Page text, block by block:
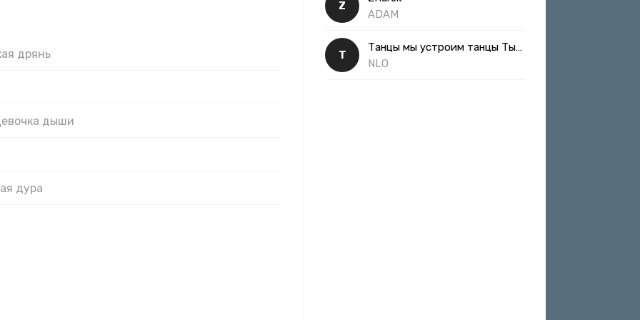
дрянь
дыши
дура
Z
ADAM
Т
Танцы мы устроим танцы Ты такая классная
NLO